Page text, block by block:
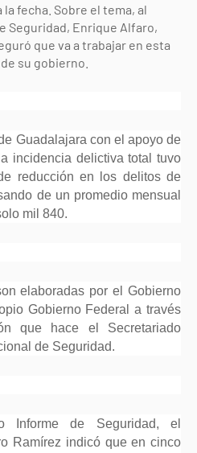
fecha. Sobre el tema, al
Seguridad, Enrique Alfaro,
que va a trabajar en esta
su gobierno.
Guadalajara con el apoyo de
incidencia delictiva total tuvo
reducción en los delitos de
de un promedio mensual
mil 840.
elaboradas por el Gobierno
Gobierno Federal a través
que hace el Secretariado
de Seguridad.
Informe de Seguridad, el
Ramírez indicó que en cinco